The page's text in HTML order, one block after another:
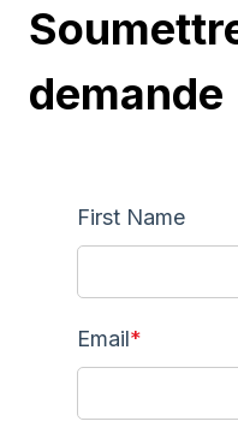
demande
First Name
Email*